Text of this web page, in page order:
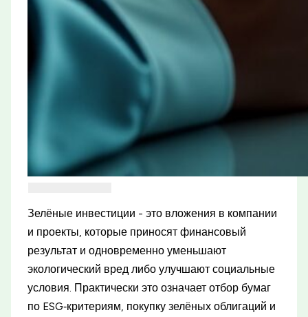
Зелёные инвестиции - это вложения в компании
и проекты, которые приносят финансовый
результат и одновременно уменьшают
экологический вред либо улучшают социальные
условия. Практически это означает отбор бумаг
по ESG‑критериям, покупку зелёных облигаций и